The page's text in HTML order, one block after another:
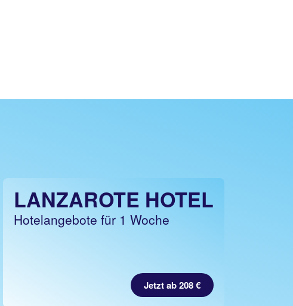
LANZAROTE HOTEL
Hotelangebote für 1 Woche
Jetzt ab 208 €